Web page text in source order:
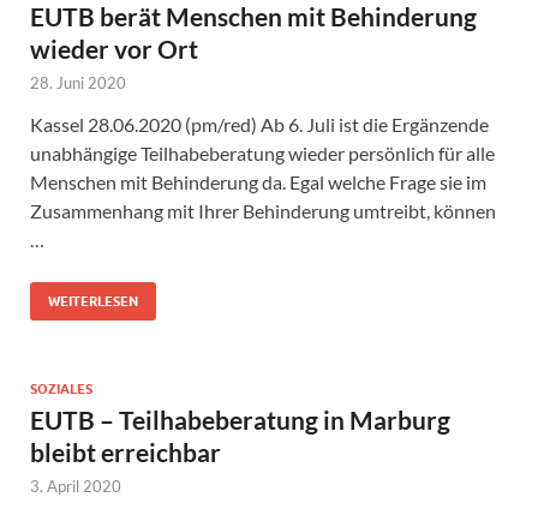
EUTB berät Menschen mit Behinderung
wieder vor Ort
28. Juni 2020
Kassel 28.06.2020 (pm/red) Ab 6. Juli ist die Ergänzende
unabhängige Teilhabeberatung wieder persönlich für alle
Menschen mit Behinderung da. Egal welche Frage sie im
Zusammenhang mit Ihrer Behinderung umtreibt, können
…
WEITERLESEN
SOZIALES
EUTB – Teilhabeberatung in Marburg
bleibt erreichbar
3. April 2020